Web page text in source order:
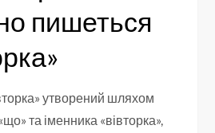
пишеться
утворений шляхом
та іменника «вівторка»,